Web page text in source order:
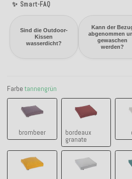
✨ Smart-FAQ
Sind die Outdoor-
Kissen
wasserdicht?
Kann der
abgenommen
gewaschen
werden?
Farbe tannengrün
brombeer
brombeer
bordeaux
granate
bordeaux granate
gelb